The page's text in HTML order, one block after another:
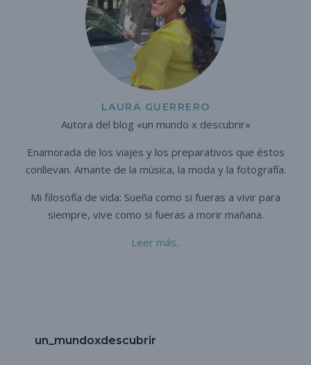
LAURA GUERRERO
Autora del blog «un mundo x descubrir»
Enamorada de los viajes y los preparativos que éstos
conllevan. Amante de la música, la moda y la fotografía.
Mi filosofía de vida: Sueña como si fueras a vivir para
siempre, vive como si fueras a morir mañana.
Leer más..
un_mundoxdescubrir